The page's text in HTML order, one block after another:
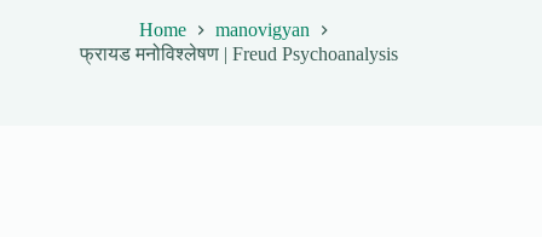
Home
manovigyan
फ्रायड मनोविश्लेषण | Freud Psychoanalysis